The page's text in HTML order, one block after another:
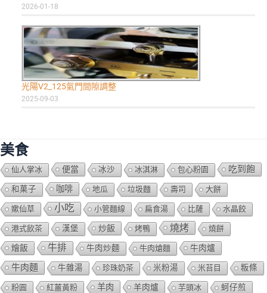
2026-01-18
光陽V2_125氣門間隙調整
2025-09-03
美食
仙人掌冰 便當 冰沙 冰淇淋 包心粉園 吃到飽
和菓子 咖啡 地瓜 垃圾麵 壽司 大餅
嫰仙草 小吃 小管麵線 扁食湯 比薩 水晶餃
港式飲茶 漢堡 炒飯 烤鴨 燒烤 燒餅
燴飯 牛排 牛肉炒麵 牛肉熗麵 牛肉爐
牛肉麵 牛雜湯 珍珠奶茶 米粉湯 米苔目 粄條
粉圓 紅薑黃粉 羊肉 羊肉爐 芋頭冰 蚵仔煎